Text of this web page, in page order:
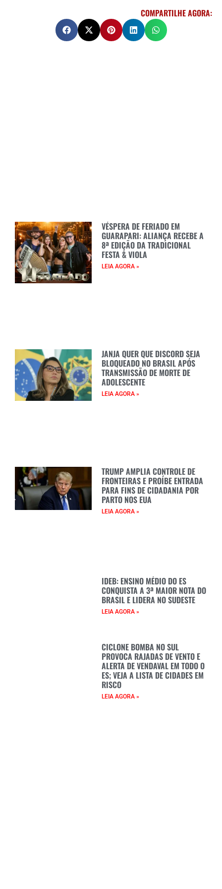
COMPARTILHE AGORA:
VÉSPERA DE FERIADO EM
GUARAPARI: ALIANÇA RECEBE A
8ª EDIÇÃO DA TRADICIONAL
FESTA & VIOLA
LEIA AGORA »
JANJA QUER QUE DISCORD SEJA
BLOQUEADO NO BRASIL APÓS
TRANSMISSÃO DE MORTE DE
ADOLESCENTE
LEIA AGORA »
TRUMP AMPLIA CONTROLE DE
FRONTEIRAS E PROÍBE ENTRADA
PARA FINS DE CIDADANIA POR
PARTO NOS EUA
LEIA AGORA »
IDEB: ENSINO MÉDIO DO ES
CONQUISTA A 3ª MAIOR NOTA DO
BRASIL E LIDERA NO SUDESTE
LEIA AGORA »
CICLONE BOMBA NO SUL
PROVOCA RAJADAS DE VENTO E
ALERTA DE VENDAVAL EM TODO O
ES; VEJA A LISTA DE CIDADES EM
RISCO
LEIA AGORA »